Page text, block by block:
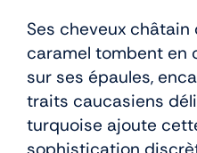
Ses cheveux
caramel tombent en
sur ses épaules,
traits caucasiens
turquoise ajoute